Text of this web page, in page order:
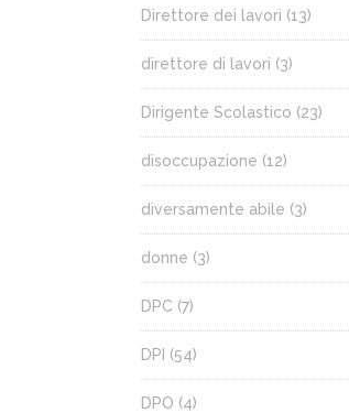
Direttore dei lavori (13)
direttore di lavori (3)
Dirigente Scolastico (23)
disoccupazione (12)
diversamente abile (3)
donne (3)
DPC (7)
DPI (54)
DPO (4)